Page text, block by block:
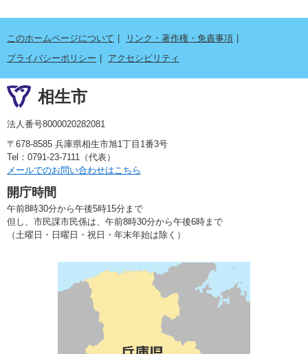
このホームページについて
リンク・著作権・免責事項
プライバシーポリシー
アクセシビリティ
相生市
法人番号8000020282081
〒678-8585 兵庫県相生市旭1丁目1番3号
Tel：0791-23-7111（代表）
メールでのお問い合わせはこちら
開庁時間
午前8時30分から午後5時15分まで
但し、市民課市民係は、午前8時30分から午後6時まで
（土曜日・日曜日・祝日・年末年始は除く）